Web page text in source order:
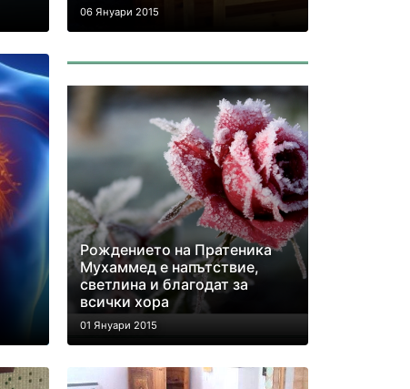
06 Януари 2015
Рождението на Пратеника
Мухаммед е напътствие,
светлина и благодат за
всички хора
01 Януари 2015